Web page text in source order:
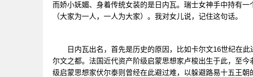
而娇小妩媚、身着传统女装的是日内瓦。瑞士女神手中持有一
（大家为一人，一人为大家）。我对女儿说，记住这句话。
日内瓦出名，首先是历史的原因，比如卡尔文16世纪在此
尔文之都。法国近代资产阶级启蒙思想家卢梭出生于此，至
级启蒙思想家伏尔泰则曾经在此避过难，以躲避路易十五王